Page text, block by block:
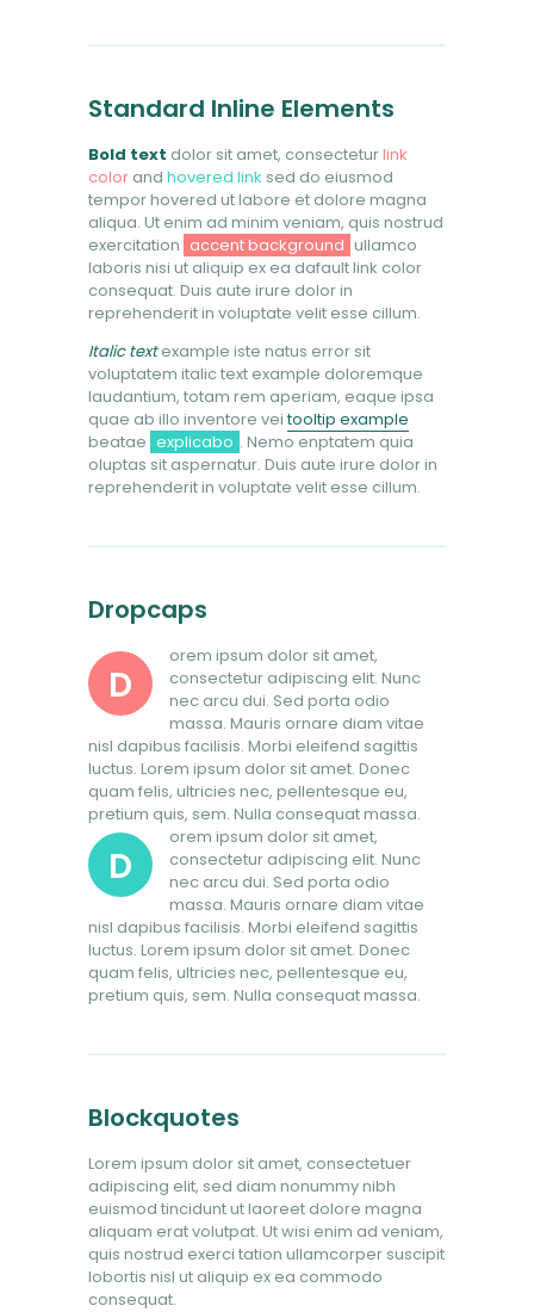
Standard Inline Elements
Bold text dolor sit amet, consecteturlink
color and hovered link sed do eiusmod
tempor hovered ut labore et dolore magna
aliqua. Ut enim ad minim veniam, quis nostrud
exercitation accent background ullamco
laboris nisi ut aliquip ex ea dafault link color
consequat. Duis aute irure dolor in
reprehenderit in voluptate velit esse cillum.
Italic textexample iste natus error sit
voluptatem italic text example doloremque
laudantium, totam rem aperiam, eaque ipsa
quae ab illo inventore veitooltip example
beatae explicabo . Nemo enptatem quia
oluptas sit aspernatur. Duis aute irure dolor in
reprehenderit in voluptate velit esse cillum.
Dropcaps
D
orem ipsum dolor sit amet,
consectetur adipiscing elit. Nunc
nec arcu dui. Sed porta odio
massa. Mauris ornare diam vitae
nisl dapibus facilisis. Morbi eleifend sagittis
luctus. Lorem ipsum dolor sit amet. Donec
quam felis, ultricies nec, pellentesque eu,
pretium quis, sem. Nulla consequat massa.
D
orem ipsum dolor sit amet,
consectetur adipiscing elit. Nunc
nec arcu dui. Sed porta odio
massa. Mauris ornare diam vitae
nisl dapibus facilisis. Morbi eleifend sagittis
luctus. Lorem ipsum dolor sit amet. Donec
quam felis, ultricies nec, pellentesque eu,
pretium quis, sem. Nulla consequat massa.
Blockquotes
Lorem ipsum dolor sit amet, consectetuer
adipiscing elit, sed diam nonummy nibh
euismod tincidunt ut laoreet dolore magna
aliquam erat volutpat. Ut wisi enim ad veniam,
quis nostrud exerci tation ullamcorper suscipit
lobortis nisl ut aliquip ex ea commodo
consequat.